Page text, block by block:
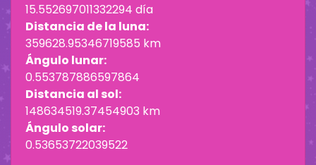
15.552697011332294 día
Distancia de la luna:
359628.95346719585 km
Ángulo lunar:
0.553787886597864
Distancia al sol:
148634519.37454903 km
Ángulo solar:
0.53653722039522